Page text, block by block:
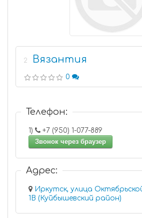
2 Вязантия
0
Телефон:
1)
+7 (950) 1-077-889
Звонок через браузер
Адрес:
Иркутск, улица
1В (Куйбышевский район)